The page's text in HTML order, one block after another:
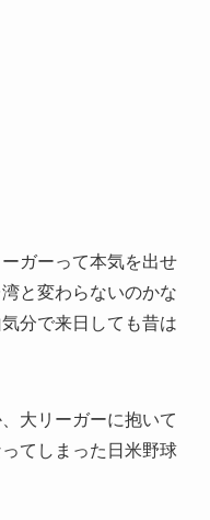
ガーって本気を出せ
と変わらないのかな
分で来日しても昔は
大リーガーに抱いて
てしまった日米野球